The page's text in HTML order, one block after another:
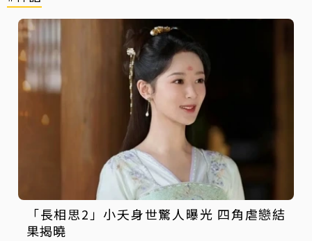
「長相思2」小夭身世驚人曝光 四角虐戀結
果揭曉